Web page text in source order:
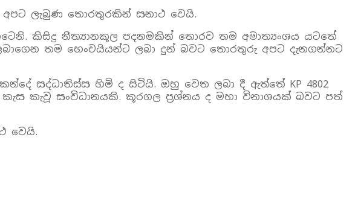
ලැබුණ තොරතුරකින් සනාථ වෙයි.
කිසිදු නීත්‍යානකූල පදනමකින් තොරව තම අමාත්‍යංශය යටතේ
තම හෙංචයියන්ට ලබා දුන් බවට තොරතුරු අපට දැනගන්නට
සද්ධාතිස්ස හිමි ද සිටියි. ඔහු වෙත ලබා දී ඇත්තේ KP 4802
කැවූ සංවිධානයකි. කූරගල ප්‍රශ්නය ද මහා විනාශයක් බවට පත්
වෙයි.